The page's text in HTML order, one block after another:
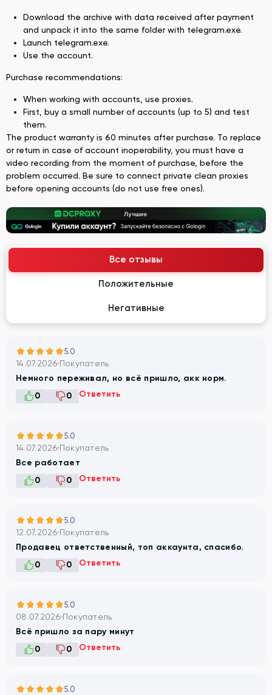
Download the archive with data received after payment
and unpack it into the same folder with telegram.exe.
Launch telegram.exe.
Use the account.
Purchase recommendations:
When working with accounts, use proxies.
First, buy a small number of accounts (up to 5) and test
them.
The product warranty is 60 minutes after purchase. To replace
or return in case of account inoperability, you must have a
video recording from the moment of purchase, before the
problem occurred. Be sure to connect private clean proxies
before opening accounts (do not use free ones).
Все отзывы
Положительные
Негативные
5.0
14.07.2026 Покупатель
Немного переживал, но всё пришло, акк норм.
0
0 Ответить
5.0
14.07.2026 Покупатель
Все работает
0
0 Ответить
5.0
12.07.2026 Покупатель
Продавец ответственный, топ аккаунта, спасибо.
0
0 Ответить
5.0
08.07.2026 Покупатель
Всё пришло за пару минут
0
0 Ответить
5.0